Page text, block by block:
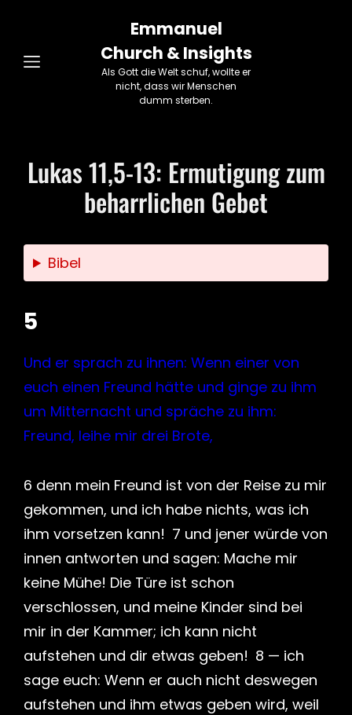
Emmanuel
Church & Insights
Als Gott die Welt schuf, wollte er
nicht, dass wir Menschen
dumm sterben.
Lukas 11,5-13: Ermutigung zum
beharrlichen Gebet
Bibel
5
Und er sprach zu ihnen: Wenn einer von
euch einen Freund hätte und ginge zu ihm
um Mitternacht und spräche zu ihm:
Freund, leihe mir drei Brote,
6 denn mein Freund ist von der Reise zu mir
gekommen, und ich habe nichts, was ich
ihm vorsetzen kann! 7 und jener würde von
innen antworten und sagen: Mache mir
keine Mühe! Die Türe ist schon
verschlossen, und meine Kinder sind bei
mir in der Kammer; ich kann nicht
aufstehen und dir etwas geben! 8 — ich
sage euch: Wenn er auch nicht deswegen
aufstehen und ihm etwas geben wird, weil